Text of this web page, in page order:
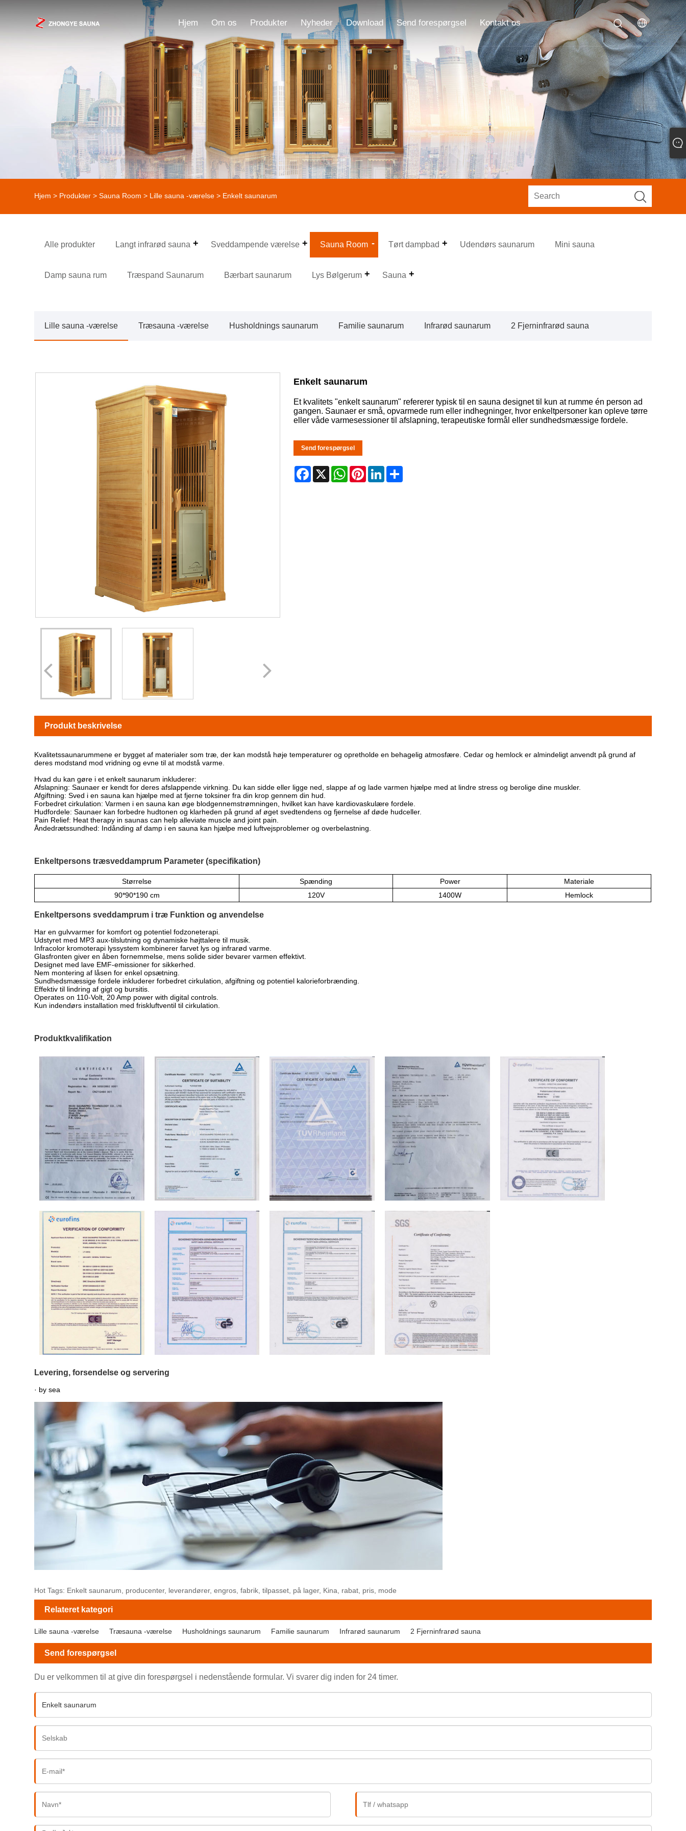
Hjem Om os Produkter Nyheder Download Send forespørgsel Kontakt os
Hjem > Produkter >Sauna Room > Lille sauna -værelse > Enkelt saunarum
Alle produkter Langt infrarød sauna Sveddampende værelse Sauna Room Tørt dampbad Udendørs saunarum Mini sauna
Damp sauna rum Træspand Saunarum Bærbart saunarum Lys Bølgerum Sauna
Lille sauna -værelse Træsauna -værelse Husholdnings saunarum Familie saunarum Infrarød saunarum 2 Fjerninfrarød sauna
Enkelt saunarum
Et kvalitets "enkelt saunarum" refererer typisk til en sauna designet til kun at rumme én person ad
gangen. Saunaer er små, opvarmede rum eller indhegninger, hvor enkeltpersoner kan opleve tørre
eller våde varmesessioner til afslapning, terapeutiske formål eller sundhedsmæssige fordele.
Send forespørgsel
Facebook
X WhatsApp
PinterestLinkedIn
Produkt beskrivelse
Kvalitetssaunarummene er bygget af materialer som træ, der kan modstå høje temperaturer og opretholde en behagelig atmosfære. Cedar og hemlock er almindeligt anvendt på grund af
deres modstand mod vridning og evne til at modstå varme.
Hvad du kan gøre i et enkelt saunarum inkluderer:
Afslapning: Saunaer er kendt for deres afslappende virkning. Du kan sidde eller ligge ned, slappe af og lade varmen hjælpe med at lindre stress og berolige dine muskler.
Afgiftning: Sved i en sauna kan hjælpe med at fjerne toksiner fra din krop gennem din hud.
Forbedret cirkulation: Varmen i en sauna kan øge blodgennemstrømningen, hvilket kan have kardiovaskulære fordele.
Hudfordele: Saunaer kan forbedre hudtonen og klarheden på grund af øget svedtendens og fjernelse af døde hudceller.
Pain Relief: Heat therapy in saunas can help alleviate muscle and joint pain.
Åndedrætssundhed: Indånding af damp i en sauna kan hjælpe med luftvejsproblemer og overbelastning.
Enkeltpersons træsveddamprum Parameter (specifikation)
Størrelse Spænding Power
Materiale
90*90*190 cm
120V 1400W Hemlock
Enkeltpersons sveddamprum i træ Funktion og anvendelse
Har en gulvvarmer for komfort og potentiel fodzoneterapi.
Udstyret med MP3 aux-tilslutning og dynamiske højttalere til musik.
Infracolor kromoterapi lyssystem kombinerer farvet lys og infrarød varme.
Glasfronten giver en åben fornemmelse, mens solide sider bevarer varmen effektivt.
Designet med lave EMF-emissioner for sikkerhed.
Nem montering af låsen for enkel opsætning.
Sundhedsmæssige fordele inkluderer forbedret cirkulation, afgiftning og potentiel kalorieforbrænding.
Effektiv til lindring af gigt og bursitis.
Operates on 110-Volt, 20 Amp power with digital controls.
Kun indendørs installation med friskluftventil til cirkulation.
Produktkvalifikation
Levering, forsendelse og servering
· by sea
Hot Tags: Enkelt saunarum, producenter, leverandører, engros, fabrik, tilpasset, på lager, Kina, rabat, pris, mode
Relateret kategori
Lille sauna -værelse Træsauna -værelse Husholdnings saunarum Familie saunarum Infrarød saunarum 2 Fjerninfrarød sauna
Send forespørgsel
Du er velkommen til at give din forespørgsel i nedenstående formular. Vi svarer dig inden for 24 timer.